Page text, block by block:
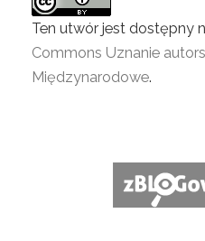
Ten utwór jest dostępny
Commons Uznanie
Międzynarodowe.